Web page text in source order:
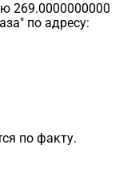
269.0000000000
по адресу:
по факту.